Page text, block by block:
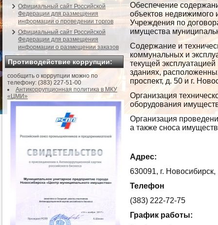
Официальный сайт Российской
Федерации для размещения
информации о проведении торгов
Официальный сайт Российской
Федерации для размещения
информации о размещении заказов
Противодействие коррупции:
сообщить о коррупции можно по
телефону: (383) 227-51-00
Антикоррупционная политика в МКУ
«ЦМИ»
Обеспечение
объектов недвижимого
Учреждения по
имущества
Содержание и
коммунальных и
текущей
зданиях,
проспект, д. 50 и г.
Организация
оборудования
Организация
а также сноса
Адрес:
630091, г.
Телефон
(383) 222-72-75
График работы: